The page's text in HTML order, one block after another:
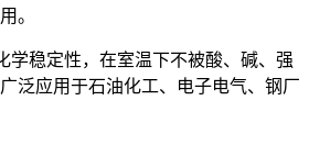
。
学稳定性，在室温下不被酸、碱、强
泛应用于石油化工、电子电气、钢厂